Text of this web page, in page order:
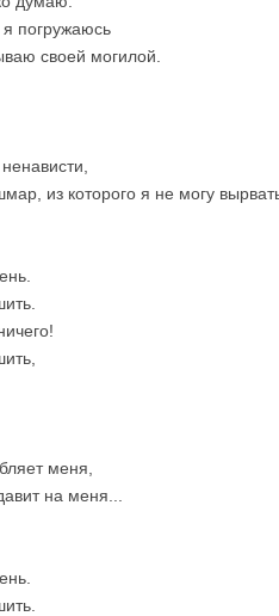
я погружаюсь
своей могилой.
из которого я не могу
меня,
на меня...